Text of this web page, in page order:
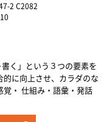
2 C2082
く」という３つの要素を
に向上させ、カラダのな
・ 仕組み・語彙・発話